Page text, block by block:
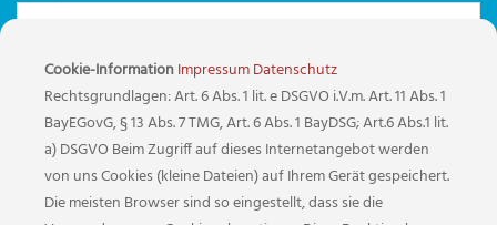
Ihre Nachricht
Cookie-InformationImpressumDatenschutz
Rechtsgrundlagen: Art. 6 Abs. 1 lit. e DSGVO i.V.m. Art. 11 Abs. 1
BayEGovG, § 13 Abs. 7 TMG, Art. 6 Abs. 1 BayDSG; Art.6 Abs.1 lit.
a) DSGVO Beim Zugriff auf dieses Internetangebot werden
von uns Cookies (kleine Dateien) auf Ihrem Gerät gespeichert.
Die meisten Browser sind so eingestellt, dass sie die